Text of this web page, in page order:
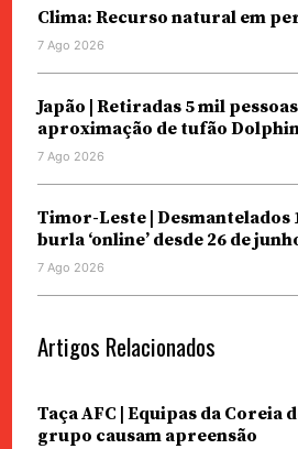
Clima: Recurso natural em
7 Ago 2026
Japão | Retiradas 5 mil
aproximação de tufão
7 Ago 2026
Timor-Leste | Desmantelados
burla ‘online’ desde 26 de
7 Ago 2026
Artigos Relacionados
Taça AFC | Equipas da Coreia
grupo causam apreensão